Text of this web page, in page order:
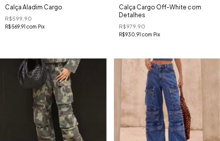
Calça Aladim Cargo
R$599,90
R$569,91 com Pix
Calça Cargo Off-White com
Detalhes
R$979,90
R$930,91 com Pix